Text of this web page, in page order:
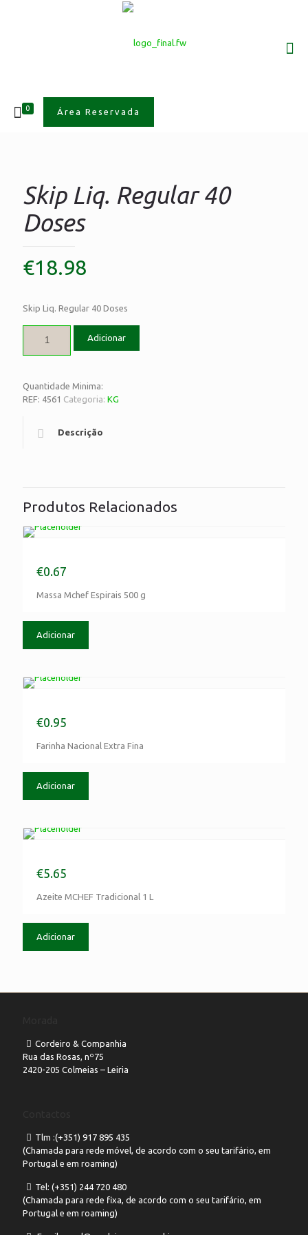
0 Área Reservada
Skip Liq. Regular 40
Doses
€18.98
Skip Liq. Regular 40 Doses
Adicionar
Quantidade Minima:
REF: 4561 Categoria: KG
Descrição
Produtos Relacionados
€0.67
Massa Mchef Espirais 500 g
Adicionar
€0.95
Farinha Nacional Extra Fina
Adicionar
€5.65
Azeite MCHEF Tradicional 1 L
Adicionar
Cordeiro & Companhia
Rua das Rosas, nº75
2420-205 Colmeias – Leiria
Tlm :(+351) 917 895 435
(Chamada para rede móvel, de acordo com o seu tarifário, em
Portugal e em roaming)
Tel: (+351) 244 720 480
(Chamada para rede fixa, de acordo com o seu tarifário, em
Portugal e em roaming)